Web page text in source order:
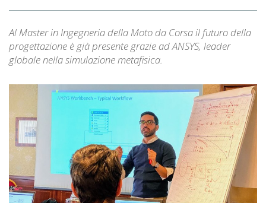
Al Master in Ingegneria della Moto da Corsa il futuro della
progettazione è già presente grazie ad ANSYS, leader
globale nella simulazione metafisica.